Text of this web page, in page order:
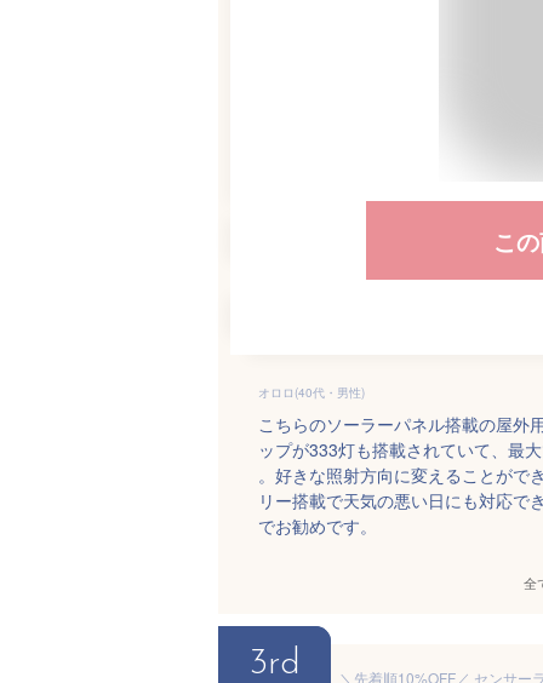
こ
オロロ(40代・男性)
こちらのソーラーパネル搭載の屋外
ップが333灯も搭載されていて、最
。好きな照射方向に変えることがで
リー搭載で天気の悪い日にも対応で
でお勧めです。
全
3rd